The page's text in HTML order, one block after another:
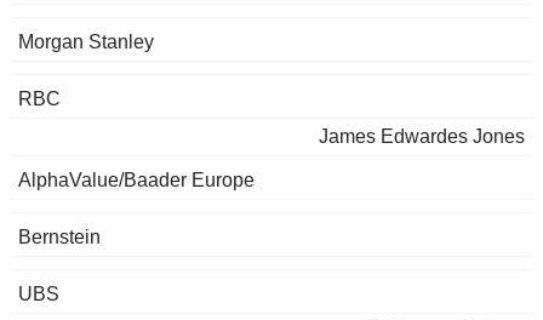
Morgan Stanley
RBC
James Edwardes Jones
AlphaValue/Baader Europe
Bernstein
UBS